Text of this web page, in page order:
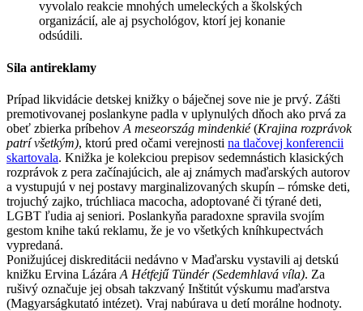
vyvolalo reakcie mnohých umeleckých a školských
organizácií, ale aj psychológov, ktorí jej konanie
odsúdili.
Sila antireklamy
Prípad likvidácie detskej knižky o báječnej sove nie je prvý. Zášti
premotivovanej poslankyne padla v uplynulých dňoch ako prvá za
obeť zbierka príbehov A meseország mindenkié(Krajina rozprávok
patrí všetkým), ktorú pred očami verejnosti na tlačovej konferencii
skartovala. Knižka je kolekciou prepisov sedemnástich klasických
rozprávok z pera začínajúcich, ale aj známych maďarských autorov
a vystupujú v nej postavy marginalizovaných skupín – rómske deti,
trojuchý zajko, trúchliaca macocha, adoptované či týrané deti,
LGBT ľudia aj seniori. Poslankyňa paradoxne spravila svojím
gestom knihe takú reklamu, že je vo všetkých kníhkupectvách
vypredaná.
Ponižujúcej diskreditácii nedávno v Maďarsku vystavili aj detskú
knižku Ervina Lázára A Hétfejű Tündér (Sedemhlavá víla). Za
rušivý označuje jej obsah takzvaný Inštitút výskumu maďarstva
(Magyarságkutató intézet). Vraj nabúrava u detí morálne hodnoty.